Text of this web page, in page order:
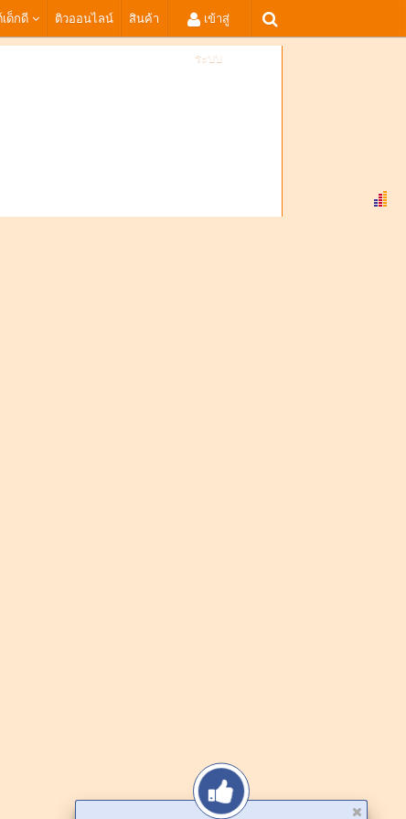
ด็กดี ติวออนไลน์ สินค้า เข้าสู่
ระบบ